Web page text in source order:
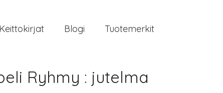
Keittokirjat Blogi Tuotemerkit
Ryhmy : jutelma